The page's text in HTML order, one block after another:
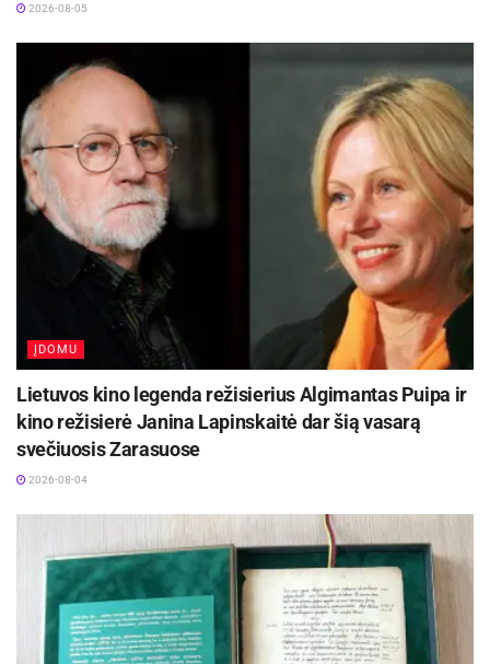
2026-08-05
ĮDOMU
Lietuvos kino legenda režisierius Algimantas Puipa ir
kino režisierė Janina Lapinskaitė dar šią vasarą
svečiuosis Zarasuose
2026-08-04